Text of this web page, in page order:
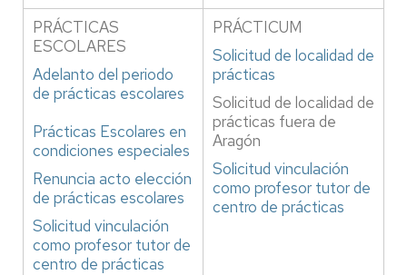
PRÁCTICAS
ESCOLARES
Adelanto del periodo
de prácticas escolares
Prácticas Escolares en
condiciones especiales
Renuncia acto elección
de prácticas escolares
Solicitud vinculación
como profesor tutor de
centro de prácticas
PRÁCTICUM
Solicitud de localidad de
prácticas
Solicitud de localidad de
prácticas fuera de
Aragón
Solicitud vinculación
como profesor tutor de
centro de prácticas